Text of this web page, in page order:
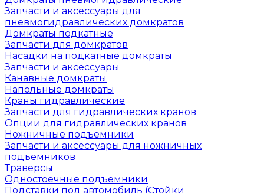
Запчасти и аксессуары для
пневмогидравлических домкратов
Домкраты подкатные
Запчасти для домкратов
Насадки на подкатные домкраты
Запчасти и аксессуары
Канавные домкраты
Напольные домкраты
Краны гидравлические
Запчасти для гидравлических кранов
Опции для гидравлических кранов
Ножничные подъемники
Запчасти и аксессуары для ножничных
подъемников
Траверсы
Одностоечные подъемники
Подставки под автомобиль (Стойки